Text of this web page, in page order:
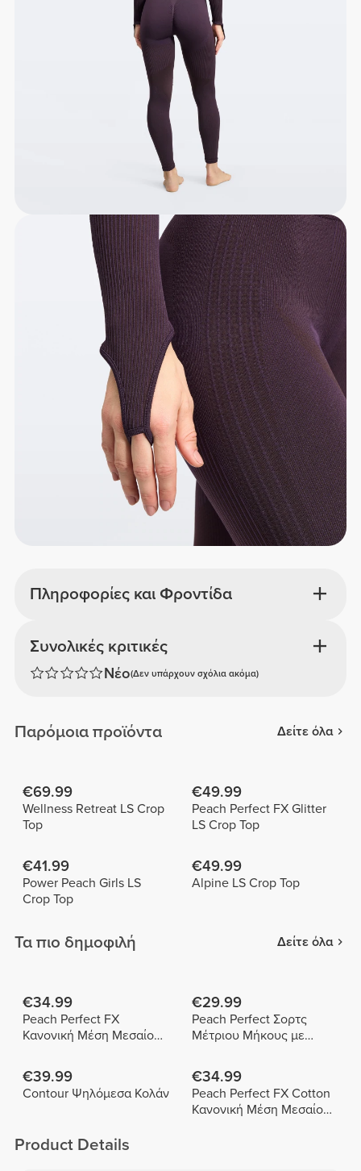
Πληροφορίες και Φροντίδα
Συνολικές κριτικές
Νέο(Δεν υπάρχουν σχόλια ακόμα)
Παρόμοια προϊόντα Δείτε όλα
€69.99
Wellness Retreat LS Crop
Top
€49.99
Peach Perfect FX Glitter
LS Crop Top
€41.99
Power Peach Girls LS
Crop Top
€49.99
Alpine LS Crop Top
Τα πιο δημοφιλή Δείτε όλα
€34.99
Peach Perfect FX
Κανονική Μέση Μεσαίου
€29.99
Peach Perfect Σορτς
Μέτριου Μήκους με
€39.99
Contour Ψηλόμεσα Κολάν
€34.99
Peach Perfect FX Cotton
Κανονική Μέση Μεσαίου
Product Details